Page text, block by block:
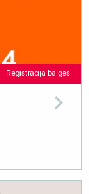
Registracija baigėsi